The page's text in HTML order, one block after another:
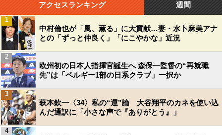
アクセスランキング 週間
中村倫也が「風、薫る」に大貢献…妻・水卜麻美アナ
との「ずっと仲良く」「にこやかな」近況
1
欧州初の日本人指揮官誕生へ 森保一監督の“再就職
先”は「ベルギー1部の日系クラブ」一択か
2
萩本欽一〈34〉私の“運”論 大谷翔平のカネを使い込
んだ通訳に「小さな声で『ありがとう』」
3
4